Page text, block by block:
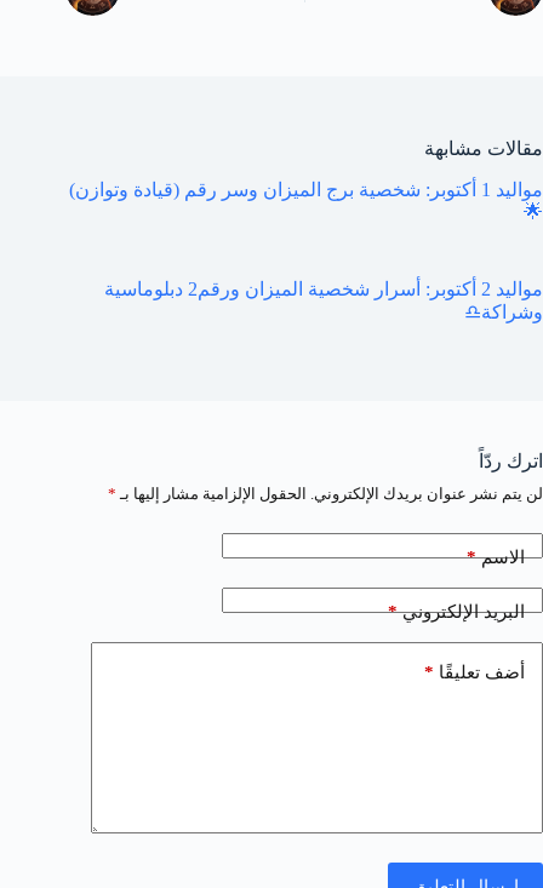
مقالات مشابهة
مواليد 1 أكتوبر: شخصية برج الميزان وسر رقم (قيادة وتوازن)
🌟
مواليد 2 أكتوبر: أسرار شخصية الميزان ورقم2 دبلوماسية
وشراكة♎
اترك ردّاً
لن يتم نشر عنوان بريدك الإلكتروني. الحقول الإلزامية مشار إليها بـ *
الاسم*
البريد الإلكتروني*
أضف تعليقًا *